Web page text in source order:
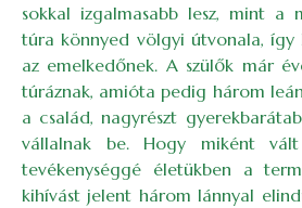
sokkal izgalmasabb lesz, mint a
túra könnyed völgyi útvonala, így
az emelkedőnek. A szülők már
túráznak, amióta pedig három
a család, nagyrészt
vállalnak be. Hogy miként vált
tevékenységgé életükben a
kihívást jelent három lánnyal